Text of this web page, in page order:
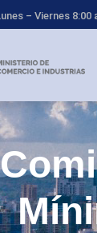
– Viernes 8:00